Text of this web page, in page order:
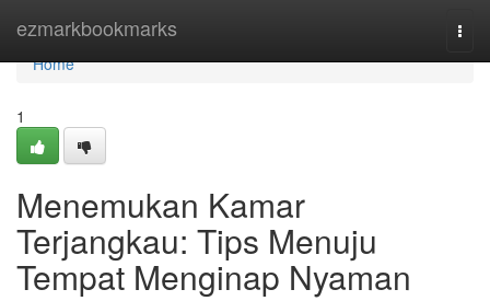
ezmarkbookmarks
Home
Home
1
Menemukan Kamar
Terjangkau: Tips Menuju
Tempat Menginap Nyaman